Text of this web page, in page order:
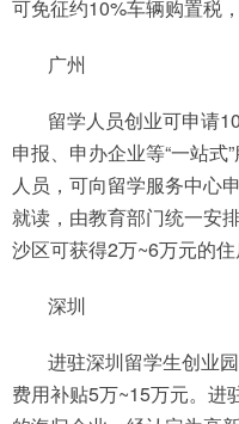
可免征约10%车辆购置税
广州
留学人员创业可申请
申报、申办企业等“一站式
人员，可向留学服务中心
就读，由教育部门统一安
沙区可获得2万~6万元的
深圳
进驻深圳留学生创业
费用补贴5万~15万元。进